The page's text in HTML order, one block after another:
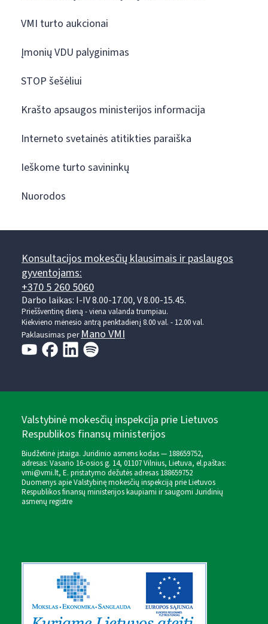
VMI turto aukcionai
Įmonių VDU palyginimas
STOP šešėliui
Krašto apsaugos ministerijos informacija
Interneto svetainės atitikties paraiška
Ieškome turto savininkų
Nuorodos
Konsultacijos mokesčių klausimais ir paslaugos
gyventojams:
+370 5 260 5060
Darbo laikas: I-IV 8.00-17.00, V 8.00-15.45.
Prieššventinę dieną - viena valanda trumpiau.
Kiekvieno mėnesio antrą penktadienį 8.00 val. - 12.00 val.
Paklausimas per Mano VMI
Valstybinė mokesčių inspekcija prie Lietuvos
Respublikos finansų ministerijos
Biudžetinė įstaiga. Juridinio asmens kodas — 188659752,
adresas: Vasario 16-osios g. 14, 01107 Vilnius, Lietuva, el.paštas:
vmi@vmi.lt, E. pristatymo dėžutės adresas 188659752
Duomenys apie Valstybinę mokesčių inspekciją prie Lietuvos
Respublikos finansų ministerijos kaupiami ir saugomi Juridinių
asmenų registre